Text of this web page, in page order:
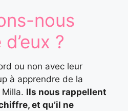
nous
?
ou non avec leur
à apprendre de la
Ils nous rappellent
et qu’il ne